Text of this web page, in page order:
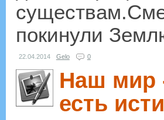
покинули
22.04.2014 Gelo 0
Наш мир
есть